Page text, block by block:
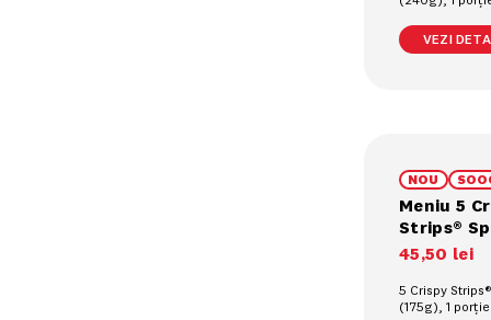
răcoritoare la
VEZI
NOU
Meniu 5
Strips®
45,50 lei
5 Crispy
(175g), 1